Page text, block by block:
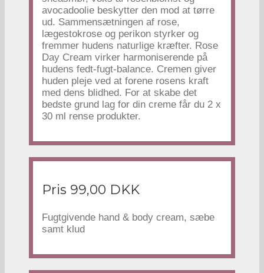
avocadoolie beskytter den mod at tørre
ud. Sammensætningen af rose,
lægestokrose og perikon styrker og
fremmer hudens naturlige kræfter. Rose
Day Cream virker harmoniserende på
hudens fedt-fugt-balance. Cremen giver
huden pleje ved at forene rosens kraft
med dens blidhed. For at skabe det
bedste grund lag for din creme får du 2 x
30 ml rense produkter.
Pris 99,00 DKK
Fugtgivende hand & body cream, sæbe
samt klud